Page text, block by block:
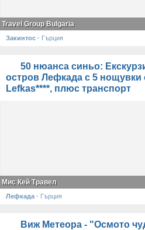
Travel Group Bulgaria
Закинтос · Гърция
50 нюанса синьо:
остров Лефкада с 5 нощувки
Lefkas****, плюс транспорт
Мис Кей Травел
Лефкада · Гърция
Виж Метеора - "Осмото